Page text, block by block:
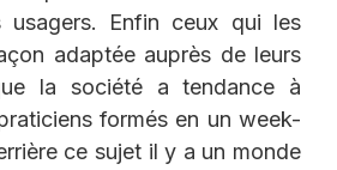
usagers. Enfin ceux qui les
adaptée auprès de leurs
la société a tendance à
formés en un week-
ce sujet il y a un monde